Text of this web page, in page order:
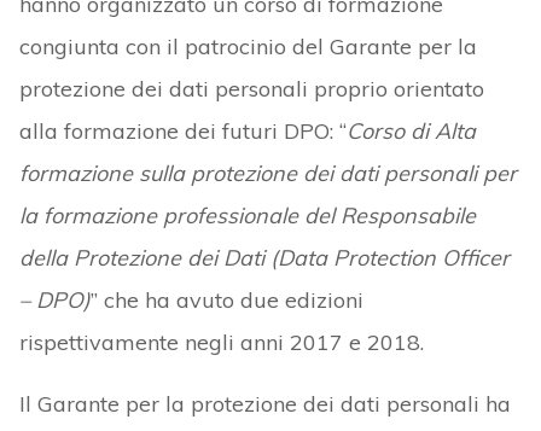
congiunta con il patrocinio del Garante per la
protezione dei dati personali proprio orientato
alla formazione dei futuri DPO: “Corso di Alta
formazione sulla protezione dei dati personali per
la formazione professionale del Responsabile
della Protezione dei Dati (Data Protection Officer
– DPO)” che ha avuto due edizioni
rispettivamente negli anni 2017 e 2018.
Il Garante per la protezione dei dati personali ha